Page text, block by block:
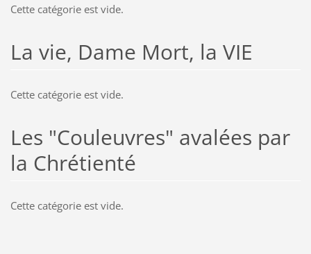
Cette catégorie est vide.
La vie, Dame Mort, la VIE
Cette catégorie est vide.
Les "Couleuvres" avalées par
la Chrétienté
Cette catégorie est vide.